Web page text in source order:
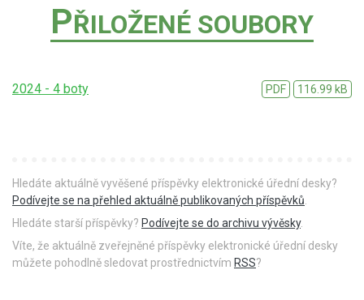
PŘILOŽENÉ SOUBORY
2024 - 4 boty PDF 116.99 kB
Hledáte aktuálně vyvěšené příspěvky elektronické úřední desky?
Podívejte se na přehled aktuálně publikovaných příspěvků
Hledáte starší příspěvky? Podívejte se do archivu vývěsky.
Víte, že aktuálně zveřejněné příspěvky elektronické úřední desky
můžete pohodlně sledovat prostřednictvím RSS?